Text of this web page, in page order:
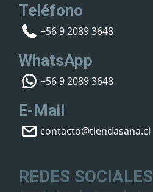
Teléfono
+56 9 2089 3648
WhatsApp
+56 9 2089 3648
E-Mail
contacto@tiendasana.cl
REDES SOCIALES